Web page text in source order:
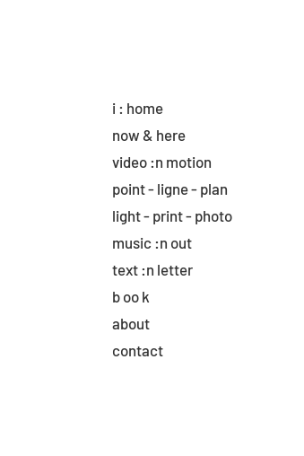
i : home
now & here
video :n motion
point - ligne - plan
light - print - photo
music :n out
text :n letter
b oo k
about
contact